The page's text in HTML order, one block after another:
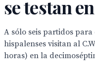
se testan
A sólo seis partidos
hispalenses visitan al
horas) en la